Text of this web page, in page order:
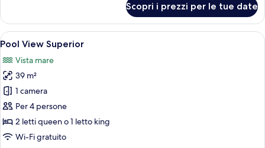
View
Premium
with
Pool
Scopri i prezzi per le tue date
Apri
tutte
le
foto
per
Pool
View
Superior
Camera d'albergo con due letti, una
8
Pool View Superior
Vista mare
39 m²
1 camera
Per 4 persone
2 letti queen o 1 letto king
Wi-Fi gratuito